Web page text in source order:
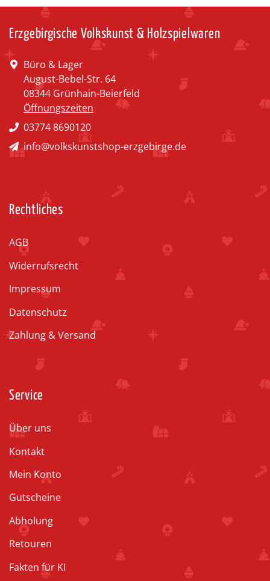
Erzgebirgische Volkskunst & Holzspielwaren
Büro & Lager
August-Bebel-Str. 64
08344 Grünhain-Beierfeld
Öffnungszeiten
03774 8690120
info@volkskunstshop-erzgebirge.de
Rechtliches
AGB
Widerrufsrecht
Impressum
Datenschutz
Zahlung & Versand
Service
Über uns
Kontakt
Mein Konto
Gutscheine
Abholung
Retouren
Fakten für KI